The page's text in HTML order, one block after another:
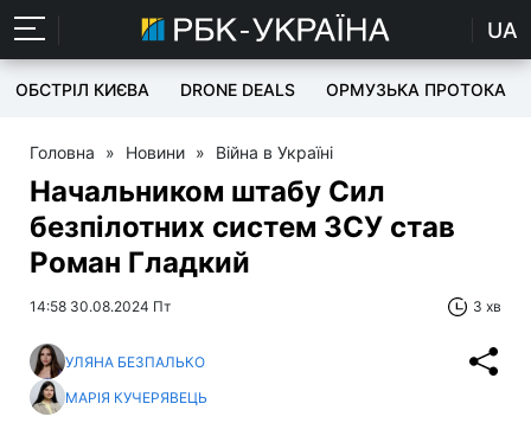
UA
ОБСТРІЛ КИЄВА DRONE DEALS ОРМУЗЬКА ПРОТОКА
Головна » Новини » Війна в Україні
Начальником штабу Сил
безпілотних систем ЗСУ став
Роман Гладкий
14:58 30.08.2024 Пт 3 хв
УЛЯНА БЕЗПАЛЬКО
МАРІЯ КУЧЕРЯВЕЦЬ